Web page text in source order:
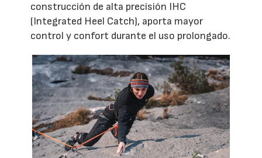
construcción de alta precisión IHC
(Integrated Heel Catch), aporta mayor
control y confort durante el uso prolongado.